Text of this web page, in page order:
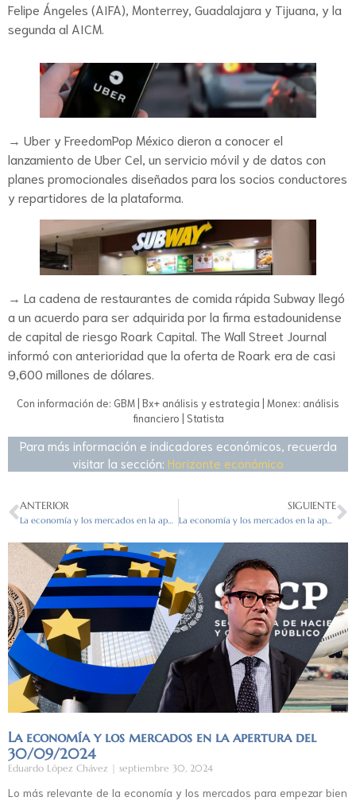
Felipe Ángeles (AIFA), Monterrey, Guadalajara y Tijuana, y la
segunda al AICM.
→ Uber y FreedomPop México dieron a conocer el
lanzamiento de Uber Cel, un servicio móvil y de datos con
planes promocionales diseñados para los socios conductores
y repartidores de la plataforma.
→ La cadena de restaurantes de comida rápida Subway llegó
a un acuerdo para ser adquirida por la firma estadounidense
de capital de riesgo Roark Capital. The Wall Street Journal
informó con anterioridad que la oferta de Roark era de casi
9,600 millones de dólares.
Con información de: GBM | Bx+ análisis y estrategia | Monex: análisis
financiero | Statista
Para más información e indicadores económicos, recuerda
visitar la sección: Horizonte económico
ANTERIOR
La economía y los mercados en la apertura del 24/08/2023
SIGUIENTE
La economía y los mercados en la apertura del 28/08/2023
La economía y los mercados en la apertura del
30/09/2024
Eduardo López Chávez septiembre 30, 2024
Lo más relevante de la economía y los mercados para empezar bien